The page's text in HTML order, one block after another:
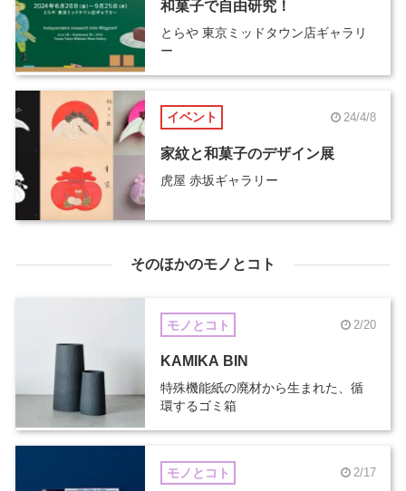
和菓子で自由研究！
とらや 東京ミッドタウン店ギャラリ
ー
イベント 24/4/8
家紋と和菓子のデザイン展
虎屋 赤坂ギャラリー
そのほかのモノとコト
モノとコト 2/20
KAMIKA BIN
特殊機能紙の廃材から生まれた、循
環するゴミ箱
モノとコト 2/17